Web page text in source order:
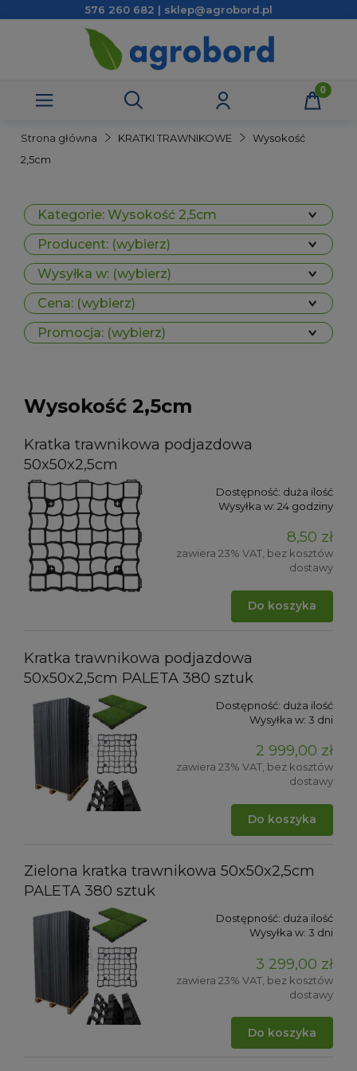
576 260 682 | sklep@agrobord.pl
Strona główna KRATKI TRAWNIKOWE
Wysokość
2,5cm
Kategorie: Wysokość 2,5cm
Producent: (wybierz)
Wysyłka w: (wybierz)
Cena: (wybierz)
Promocja: (wybierz)
Wysokość 2,5cm
Kratka trawnikowa podjazdowa
50x50x2,5cm
Dostępność: duża ilość
Wysyłka w: 24 godziny
8,50 zł
zawiera 23% VAT, bez kosztów
dostawy
Do koszyka
Kratka trawnikowa podjazdowa
50x50x2,5cm PALETA 380 sztuk
Dostępność: duża ilość
Wysyłka w: 3 dni
2 999,00 zł
zawiera 23% VAT, bez kosztów
dostawy
Do koszyka
Zielona kratka trawnikowa 50x50x2,5cm
PALETA 380 sztuk
Dostępność: duża ilość
Wysyłka w: 3 dni
3 299,00 zł
zawiera 23% VAT, bez kosztów
dostawy
Do koszyka